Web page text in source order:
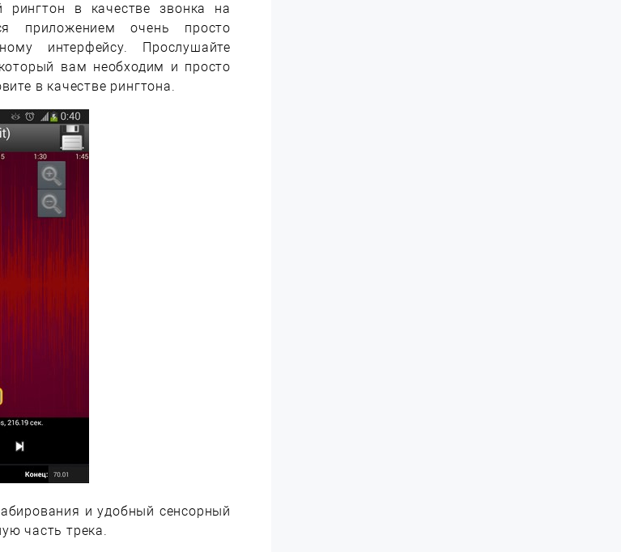
рингтон в качестве звонка на
приложением очень просто
интерфейсу. Прослушайте
вам необходим и просто
в качестве рингтона.
и удобный сенсорный
часть трека.